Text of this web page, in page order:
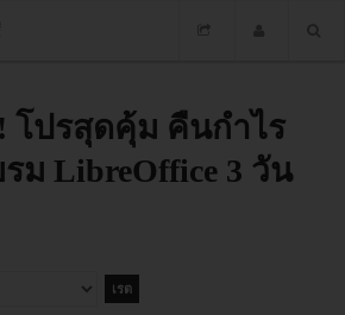
โปรสุดคุ้ม คืนกำไร
ม LibreOffice 3 วัน